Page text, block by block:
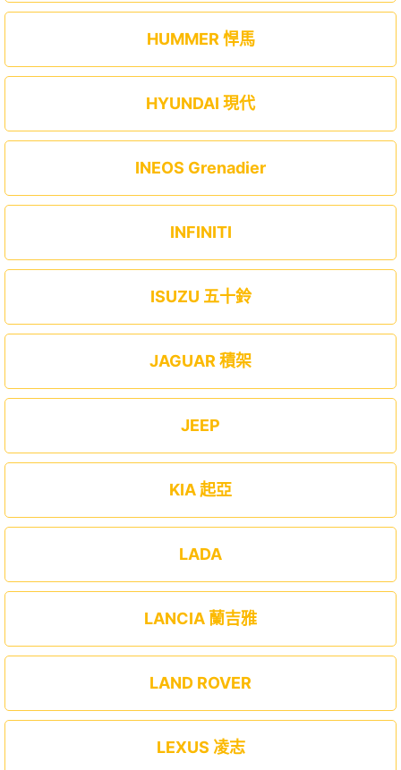
HUMMER 悍馬
HYUNDAI 現代
INEOS Grenadier
INFINITI
ISUZU 五十鈴
JAGUAR 積架
JEEP
KIA 起亞
LADA
LANCIA 蘭吉雅
LAND ROVER
LEXUS 凌志